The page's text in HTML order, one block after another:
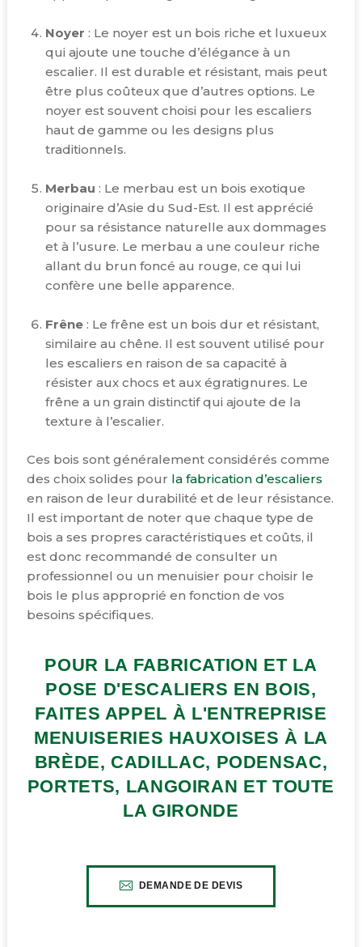
Noyer : Le noyer est un bois riche et luxueux
qui ajoute une touche d’élégance à un
escalier. Il est durable et résistant, mais peut
être plus coûteux que d’autres options. Le
noyer est souvent choisi pour les escaliers
haut de gamme ou les designs plus
traditionnels.
Merbau : Le merbau est un bois exotique
originaire d’Asie du Sud-Est. Il est apprécié
pour sa résistance naturelle aux dommages
et à l’usure. Le merbau a une couleur riche
allant du brun foncé au rouge, ce qui lui
confère une belle apparence.
Frêne: Le frêne est un bois dur et résistant,
similaire au chêne. Il est souvent utilisé pour
les escaliers en raison de sa capacité à
résister aux chocs et aux égratignures. Le
frêne a un grain distinctif qui ajoute de la
texture à l’escalier.
Ces bois sont généralement considérés comme
des choix solides pour la fabrication d’escaliers
en raison de leur durabilité et de leur résistance.
Il est important de noter que chaque type de
bois a ses propres caractéristiques et coûts, il
est donc recommandé de consulter un
professionnel ou un menuisier pour choisir le
bois le plus approprié en fonction de vos
besoins spécifiques.
POUR LA FABRICATION ET LA
POSE D'ESCALIERS EN BOIS,
FAITES APPEL À L'ENTREPRISE
MENUISERIES HAUXOISES À LA
BRÈDE, CADILLAC, PODENSAC,
PORTETS, LANGOIRAN ET TOUTE
LA GIRONDE
DEMANDE DE DEVIS